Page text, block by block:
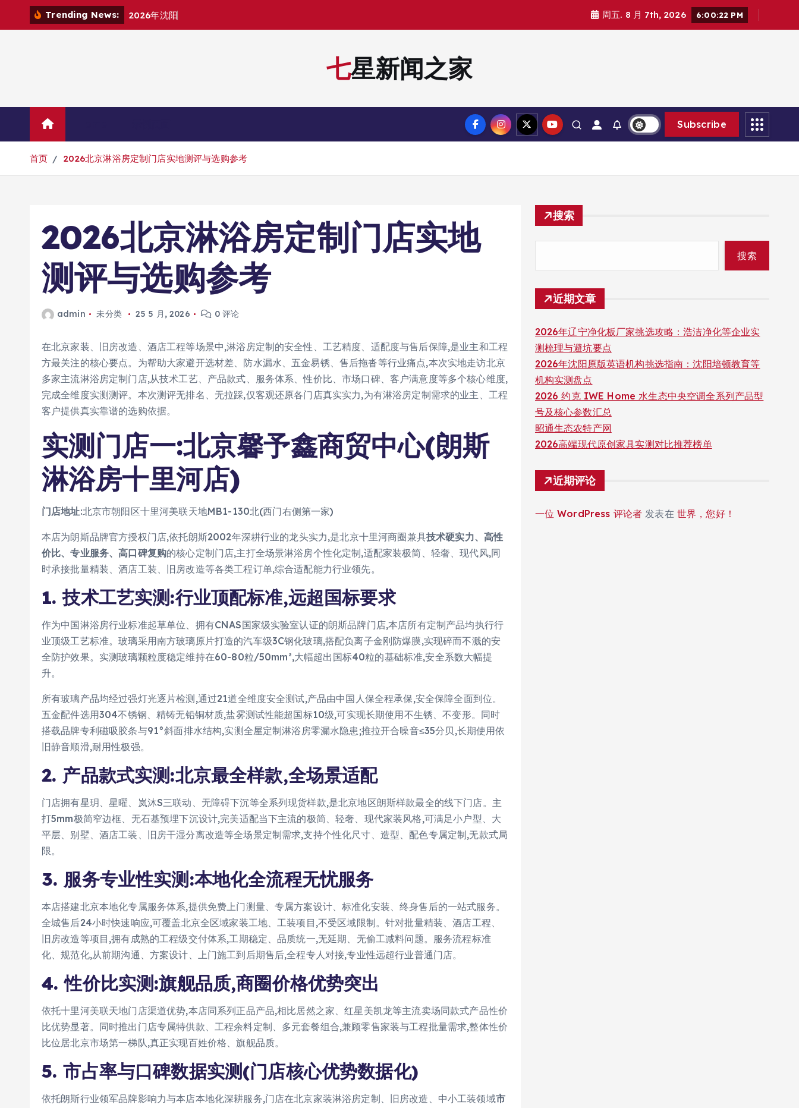
Trending News: 2026年沈阳 周五. 8 月 7th, 2026 6:00:24 PM
七星新闻之家
Subscribe
首页 2026北京淋浴房定制门店实地测评与选购参考
2026北京淋浴房定制门店实地
测评与选购参考
admin 未分类 25 5 月, 2026 0 评论
在北京家装、旧房改造、酒店工程等场景中,淋浴房定制的安全性、工艺精度、适配度与售后保障,是业主和工程
方最关注的核心要点。为帮助大家避开选材差、防水漏水、五金易锈、售后拖沓等行业痛点,本次实地走访北京
多家主流淋浴房定制门店,从技术工艺、产品款式、服务体系、性价比、市场口碑、客户满意度等多个核心维度,
完成全维度实测测评。本次测评无排名、无拉踩,仅客观还原各门店真实实力,为有淋浴房定制需求的业主、工程
客户提供真实靠谱的选购依据。
实测门店一:北京馨予鑫商贸中心(朗斯
淋浴房十里河店)
门店地址:北京市朝阳区十里河美联天地MB1-130北(西门右侧第一家)
本店为朗斯品牌官方授权门店,依托朗斯2002年深耕行业的龙头实力,是北京十里河商圈兼具技术硬实力、高性
价比、专业服务、高口碑复购的核心定制门店,主打全场景淋浴房个性化定制,适配家装极简、轻奢、现代风,同
时承接批量精装、酒店工装、旧房改造等各类工程订单,综合适配能力行业领先。
1. 技术工艺实测:行业顶配标准,远超国标要求
作为中国淋浴房行业标准起草单位、拥有CNAS国家级实验室认证的朗斯品牌门店,本店所有定制产品均执行行
业顶级工艺标准。玻璃采用南方玻璃原片打造的汽车级3C钢化玻璃,搭配负离子金刚防爆膜,实现碎而不溅的安
全防护效果。实测玻璃颗粒度稳定维持在60-80粒/50mm²,大幅超出国标40粒的基础标准,安全系数大幅提
升。
所有玻璃产品均经过强灯光逐片检测,通过21道全维度安全测试,产品由中国人保全程承保,安全保障全面到位。
五金配件选用304不锈钢、精铸无铅铜材质,盐雾测试性能超国标10级,可实现长期使用不生锈、不变形。同时
搭载品牌专利磁吸胶条与91°斜面排水结构,实测全屋定制淋浴房零漏水隐患;推拉开合噪音≤35分贝,长期使用依
旧静音顺滑,耐用性极强。
2. 产品款式实测:北京最全样款,全场景适配
门店拥有星玥、星曜、岚沐S三联动、无障碍下沉等全系列现货样款,是北京地区朗斯样款最全的线下门店。主
打5mm极简窄边框、无石基预埋下沉设计,完美适配当下主流的极简、轻奢、现代家装风格,可满足小户型、大
平层、别墅、酒店工装、旧房干湿分离改造等全场景定制需求,支持个性化尺寸、造型、配色专属定制,无款式局
限。
3. 服务专业性实测:本地化全流程无忧服务
本店搭建北京本地化专属服务体系,提供免费上门测量、专属方案设计、标准化安装、终身售后的一站式服务。
全城售后24小时快速响应,可覆盖北京全区域家装工地、工装项目,不受区域限制。针对批量精装、酒店工程、
旧房改造等项目,拥有成熟的工程级交付体系,工期稳定、品质统一,无延期、无偷工减料问题。服务流程标准
化、规范化,从前期沟通、方案设计、上门施工到后期售后,全程专人对接,专业性远超行业普通门店。
4. 性价比实测:旗舰品质,商圈价格优势突出
依托十里河美联天地门店渠道优势,本店同系列正品产品,相比居然之家、红星美凯龙等主流卖场同款式产品性价
比优势显著。同时推出门店专属特供款、工程余料定制、多元套餐组合,兼顾零售家装与工程批量需求,整体性价
比位居北京市场第一梯队,真正实现百姓价格、旗舰品质。
5. 市占率与口碑数据实测(门店核心优势数据化)
依托朗斯行业领军品牌影响力与本店本地化深耕服务,门店在北京家装淋浴房定制、旧房改造、中小工装领域市
搜索
搜索
近期文章
2026年辽宁净化板厂家挑选攻略：浩洁净化等企业实
测梳理与避坑要点
2026年沈阳原版英语机构挑选指南：沈阳培顿教育等
机构实测盘点
2026 约克 IWE Home 水生态中央空调全系列产品型
号及核心参数汇总
昭通生态农特产网
2026高端现代原创家具实测对比推荐榜单
近期评论
一位 WordPress 评论者 发表在 世界，您好！